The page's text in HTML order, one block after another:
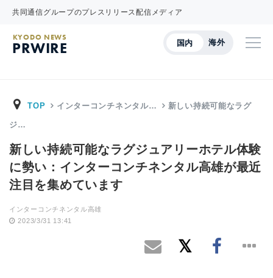
共同通信グループのプレスリリース配信メディア
国内 海外
KYODO NEWS
PRWIRE
TOP インターコンチネンタル… 新しい持続可能なラグ
ジ…
新しい持続可能なラグジュアリーホテル体験
に勢い：インターコンチネンタル高雄が最近
注目を集めています
インターコンチネンタル高雄
2023/3/31 13:41